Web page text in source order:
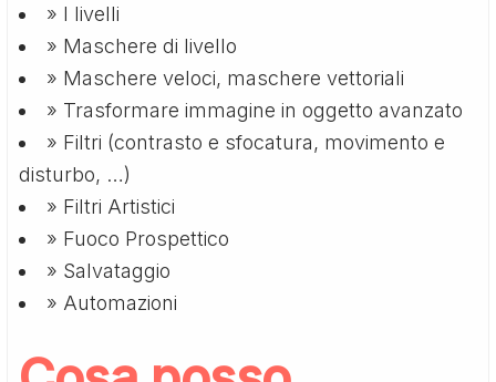
» I livelli
» Maschere di livello
» Maschere veloci, maschere vettoriali
» Trasformare immagine in oggetto avanzato
» Filtri (contrasto e sfocatura, movimento e
disturbo, …)
» Filtri Artistici
» Fuoco Prospettico
» Salvataggio
» Automazioni